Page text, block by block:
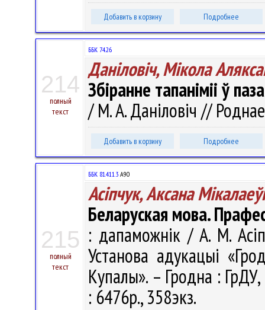
Добавить в корзину Подробнее
214
полный
текст
ББК 74.26
Даніловіч, Мікола
Збіранне тапаніміі ў
/ М. А. Даніловіч //
Добавить в корзину Подробнее
215
полный
текст
ББК 81.411.3 А90
Асіпчук, Аксана
Беларуская мова.
: дапаможнік / А. М.
Установа адукацыі
Купалы». – Гродна :
: 6476р., 358экз.